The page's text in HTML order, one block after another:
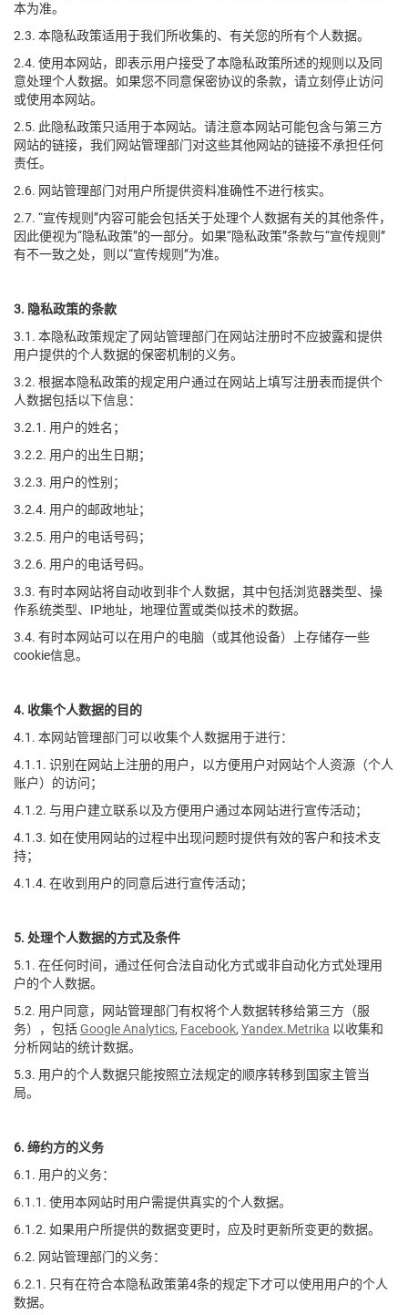
本为准。
2.3. 本隐私政策适用于我们所收集的、有关您的所有个人数据。
2.4. 使用本网站，即表示用户接受了本隐私政策所述的规则以及同
意处理个人数据。如果您不同意保密协议的条款，请立刻停止访问
或使用本网站。
2.5. 此隐私政策只适用于本网站。请注意本网站可能包含与第三方
网站的链接，我们网站管理部门对这些其他网站的链接不承担任何
责任。
2.6. 网站管理部门对用户所提供资料准确性不进行核实。
2.7. “宣传规则”内容可能会包括关于处理个人数据有关的其他条件，
因此便视为“隐私政策”的一部分。如果“隐私政策”条款与“宣传规则”
有不一致之处，则以“宣传规则”为准。
3. 隐私政策的条款
3.1. 本隐私政策规定了网站管理部门在网站注册时不应披露和提供
用户提供的个人数据的保密机制的义务。
3.2. 根据本隐私政策的规定用户通过在网站上填写注册表而提供个
人数据包括以下信息：
3.2.1. 用户的姓名；
3.2.2. 用户的出生日期；
3.2.3. 用户的性别；
3.2.4. 用户的邮政地址；
3.2.5. 用户的电话号码；
3.2.6. 用户的电话号码。
3.3. 有时本网站将自动收到非个人数据，其中包括浏览器类型、操
作系统类型、IP地址，地理位置或类似技术的数据。
3.4. 有时本网站可以在用户的电脑（或其他设备）上存储存一些
cookie信息。
4. 收集个人数据的目的
4.1. 本网站管理部门可以收集个人数据用于进行：
4.1.1. 识别在网站上注册的用户，以方便用户对网站个人资源（个人
账户）的访问；
4.1.2. 与用户建立联系以及方便用户通过本网站进行宣传活动；
4.1.3. 如在使用网站的过程中出现问题时提供有效的客户和技术支
持；
4.1.4. 在收到用户的同意后进行宣传活动；
5. 处理个人数据的方式及条件
5.1. 在任何时间，通过任何合法自动化方式或非自动化方式处理用
户的个人数据。
5.2. 用户同意，网站管理部门有权将个人数据转移给第三方（服
务），包括Google Analytics, Facebook, Yandex.Metrika 以收集和
分析网站的统计数据。
5.3. 用户的个人数据只能按照立法规定的顺序转移到国家主管当
局。
6. 缔约方的义务
6.1. 用户的义务：
6.1.1. 使用本网站时用户需提供真实的个人数据。
6.1.2. 如果用户所提供的数据变更时，应及时更新所变更的数据。
6.2. 网站管理部门的义务：
6.2.1. 只有在符合本隐私政策第4条的规定下才可以使用用户的个人
数据。